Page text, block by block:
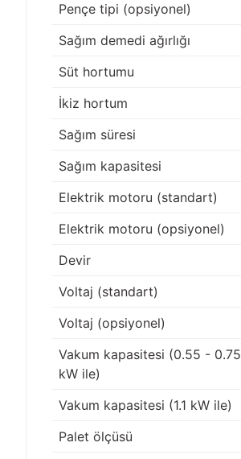
Pençe tipi (opsiyonel)
Sağım demedi ağırlığı
Süt hortumu
İkiz hortum
Sağım süresi
Sağım kapasitesi
Elektrik motoru (standart)
Elektrik motoru (opsiyonel)
Devir
Voltaj (standart)
Voltaj (opsiyonel)
Vakum kapasitesi (0.55 - 0.75
kW ile)
Vakum kapasitesi (1.1 kW ile)
Palet ölçüsü